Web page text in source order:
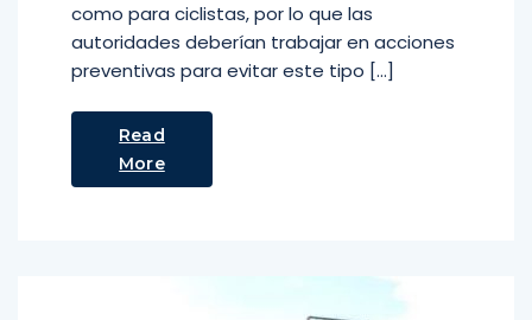
como para ciclistas, por lo que las
autoridades deberían trabajar en acciones
preventivas para evitar este tipo […]
Read
More